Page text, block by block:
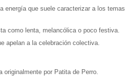
energía que suele caracterizar a los temas
como lenta, melancólica o poco festiva.
apelan a la celebración colectiva.
originalmente por Patita de Perro.